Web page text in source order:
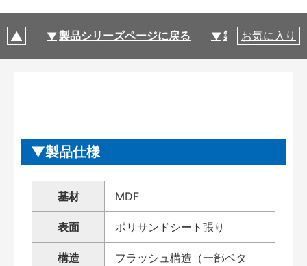
製品シリーズページに戻る 製品仕様
お気に入り
製品仕様
基材 MDF
表面 ポリサンドシート張り
構造
フラッシュ構造（一部ベタ